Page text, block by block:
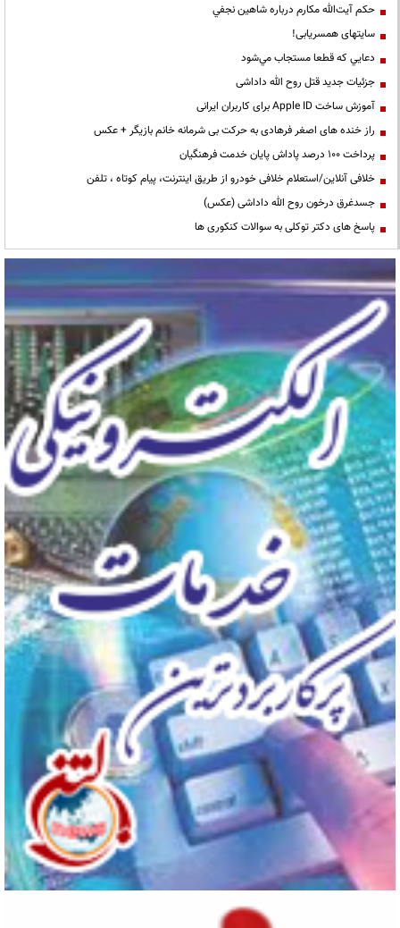
حكم آيت‌الله مكارم درباره شاهين نجفي
سایتهای همسریابی!
دعايي كه قطعا مستجاب مي‌شود
جزئیات جدید قتل روح الله داداشی
آموزش ساخت Apple ID برای کاربران ایرانی
راز خنده های اصغر فرهادی به حرکت بی شرمانه خانم بازیگر + عکس
پرداخت ۱۰۰ درصد پاداش پایان خدمت فرهنگیان
خلافی آنلاین/استعلام خلافی خودرو از طریق اینترنت، پیام کوتاه ، تلفن
جسدغرق درخون روح الله داداشی (عکس)
پاسخ های دکتر توکلی به سوالات کنکوری ها